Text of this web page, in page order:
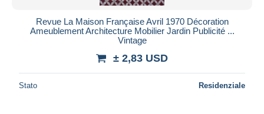
Revue La Maison Française Avril 1970 Décoration
Ameublement Architecture Mobilier Jardin Publicité ...
Vintage
± 2,83 USD
Stato Residenziale